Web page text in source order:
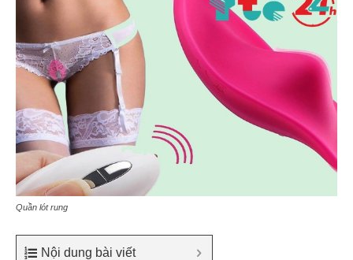
Quần lót rung
Nội dung bài viết